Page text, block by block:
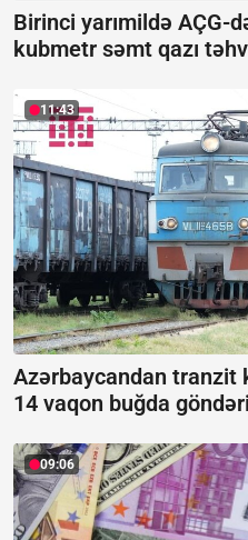
Birinci yarımildə AÇG-
kubmetr səmt qazı
11:43
Azərbaycandan tranzit
14 vaqon buğda
09:06